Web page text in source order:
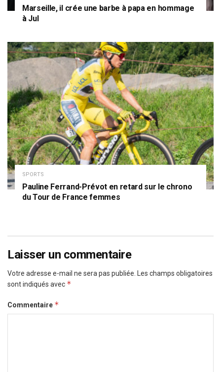
Marseille, il crée une barbe à papa en hommage
à Jul
SPORTS
Pauline Ferrand-Prévot en retard sur le chrono
du Tour de France femmes
Laisser un commentaire
Votre adresse e-mail ne sera pas publiée. Les champs obligatoires
sont indiqués avec *
Commentaire *